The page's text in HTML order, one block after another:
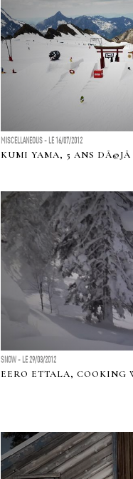
MISCELLANEOUS - LE 16/07/2012
KUMI YAMA, 5 ANS DÃ©JÃ
SNOW - LE 29/03/2012
EERO ETTALA, COOKING